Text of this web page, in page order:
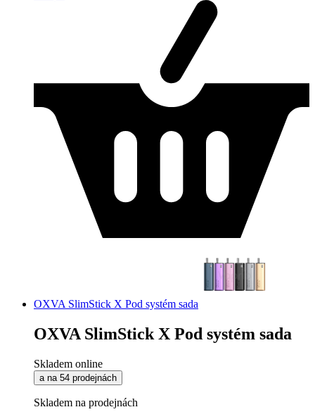
OXVA SlimStick X Pod systém sada
OXVA SlimStick X Pod systém sada
Skladem online
a na 54 prodejnách
Skladem na prodejnách